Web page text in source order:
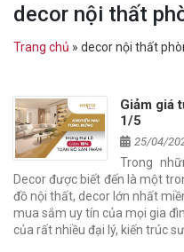
decor nội thất
Trang chủ » decor nội thất
Giảm giá
1/5
25/04/
Trong
Decor được biết đến là một
đồ nội thất, decor lớn nhất
mua sắm uy tín của mọi gia
của rất nhiều đại lý, kiến trúc